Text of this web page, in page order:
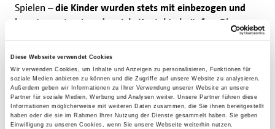
Diese Webseite verwendet Cookies
Wir verwenden Cookies, um Inhalte und Anzeigen zu personalisieren, Funktionen für
soziale Medien anbieten zu können und die Zugriffe auf unsere Website zu analysieren.
Außerdem geben wir Informationen zu Ihrer Verwendung unserer Website an unsere
Partner für soziale Medien, Werbung und Analysen weiter. Unsere Partner führen diese
Informationen möglicherweise mit weiteren Daten zusammen, die Sie ihnen bereitgestellt
haben oder die sie im Rahmen Ihrer Nutzung der Dienste gesammelt haben. Sie geben
Einwilligung zu unseren Cookies, wenn Sie unsere Webseite weiterhin nutzen.
Spielen –die Kinder wurden stets mit einbezogen und
konnten untereinander viele Kontakte knüpfen
. Die
Methodik war den kindlichen Bedürfnissen angepasst,
damit die Kinder die Möglichkeit erhielten, ihrer Trauer auf
unterschiedlicher Art und Weise Ausdruck zu verleihen.
Auch die Eltern hatten hierzu Gelegenheit und tauschten
sich rege in einem geschützten Raum mit
Gleichbetroffenen über ihre Erfahrungen aus."Sie spürten
eine Verbundenheit miteinander , weil sie alle der Verlust